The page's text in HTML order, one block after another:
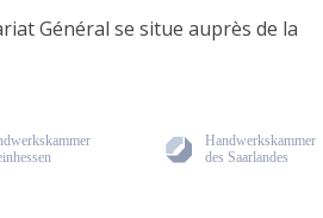
Général se situe auprès de la